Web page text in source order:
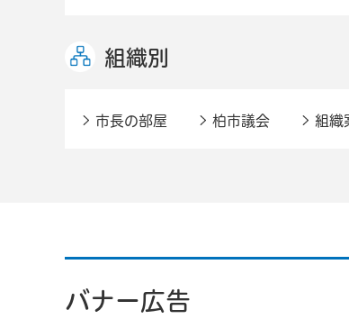
組織別
市長の部屋 柏市議会 組織
バナー広告